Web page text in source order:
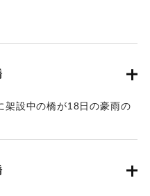
架設中の橋が18日の豪雨の
業を拒んでいる。
日 朝刊4面】